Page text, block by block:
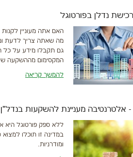
נדלן בפורטוגל
האם אתה מעוניין
מה שאתה צריך לדעת
גם תקבלו מידע על כל
המקסימום מההשקעה
להמשך קריאה
- אלטרנטיבה מעניינת להשקעות בנדל"ן
ללא ספק פורטוגל היא
במדינה זו תוכלו למצוא
ומודרניות.